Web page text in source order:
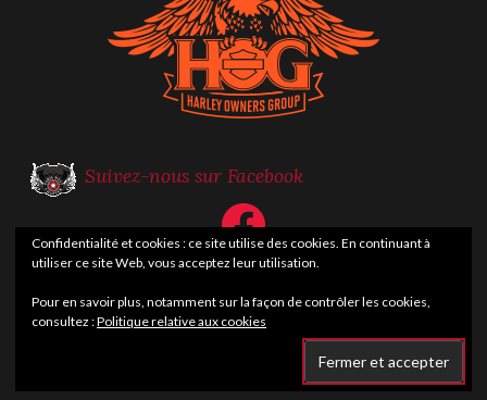
Suivez-nous sur Facebook
Facebook
Confidentialité et cookies : ce site utilise des cookies. En continuant à
utiliser ce site Web, vous acceptez leur utilisation.
Pour en savoir plus, notamment sur la façon de contrôler les cookies,
consultez :Politique relative aux cookies